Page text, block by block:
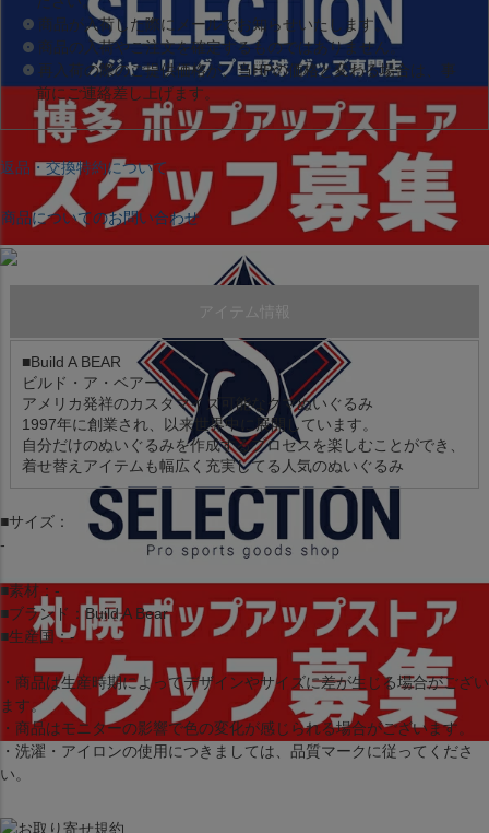
商品が入荷した際にメールでお知らせいたします。
商品の入荷やご注文を確定するものではありません。
再入荷の際のご提供価格が、当HPの価格と変わる場合は、事
前にご連絡差し上げます。
返品・交換特約について
商品についてのお問い合わせ
アイテム情報
■Build A BEAR
ビルド・ア・ベアー
アメリカ発祥のカスタマイズ可能なクマぬいぐるみ
1997年に創業され、以来世界中に展開しています。
自分だけのぬいぐるみを作成するプロセスを楽しむことができ、
着せ替えアイテムも幅広く充実してる人気のぬいぐるみ
■サイズ：
-
■素材：-
■ブランド：Build A Bear
■生産国：-
・商品は生産時期によってデザインやサイズに差が生じる場合がござい
ます。
・商品はモニターの影響で色の変化が感じられる場合がございます。
・洗濯・アイロンの使用につきましては、品質マークに従ってくださ
い。